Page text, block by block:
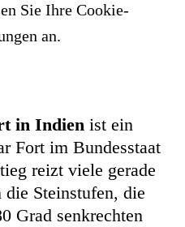
Sie Ihre Cookie-
an.
in Indien ist ein
Fort im Bundesstaat
reizt viele gerade
Steinstufen, die
Grad senkrechten